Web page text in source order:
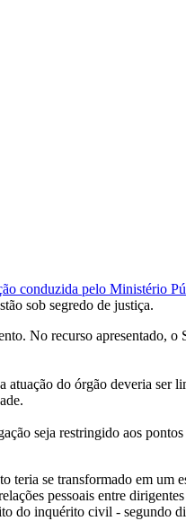
conduzida pelo Ministério
sob segredo de justiça.
No recurso apresentado,
do órgão deveria ser
seja restringido aos
se transformado em
pessoais entre
do inquérito civil - segundo